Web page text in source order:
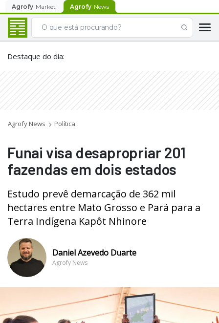
Agrofy Market Agrofy News
Destaque do dia:
Agrofy News Política
Funai visa desapropriar 201
fazendas em dois estados
Estudo prevê demarcação de 362 mil
hectares entre Mato Grosso e Pará para a
Terra Indígena Kapôt Nhinore
Daniel Azevedo Duarte
Agrofy News